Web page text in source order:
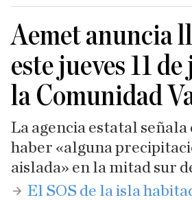
Aemet anuncia
este jueves 11
la Comunidad
La agencia estatal señala
haber «alguna
aislada» en la mitad sur
​El SOS de la isla